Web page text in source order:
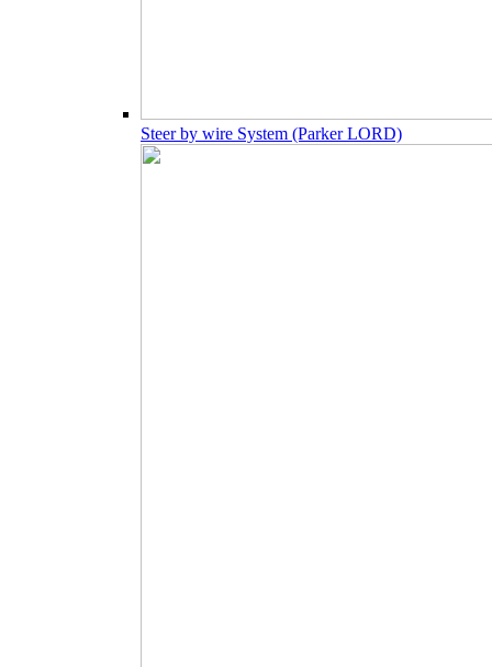
Steer by wire System (Parker LORD)